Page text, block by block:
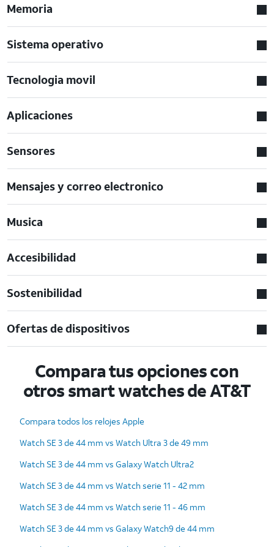
Memoria
Sistema operativo
Tecnologia movil
Aplicaciones
Sensores
Mensajes y correo electronico
Musica
Accesibilidad
Sostenibilidad
Ofertas de dispositivos
Compara tus opciones con
otros smart watches de AT&T
Compara todos los relojes Apple
Watch SE 3 de 44 mm vs Watch Ultra 3 de 49 mm
Watch SE 3 de 44 mm vs Galaxy Watch Ultra2
Watch SE 3 de 44 mm vs Watch serie 11 - 42 mm
Watch SE 3 de 44 mm vs Watch serie 11 - 46 mm
Watch SE 3 de 44 mm vs Galaxy Watch9 de 44 mm